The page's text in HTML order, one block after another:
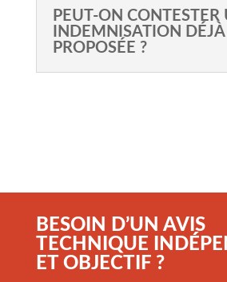
PEUT-ON CONTESTER
INDEMNISATION DÉJÀ
PROPOSÉE ?
BESOIN D’UN AVIS
TECHNIQUE
ET OBJECTIF ?